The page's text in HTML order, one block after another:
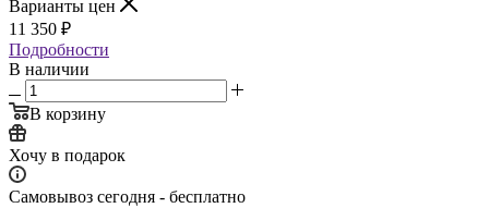
Варианты цен
11 350 ₽
Подробности
В наличии
В корзину
Хочу в подарок
Самовывоз сегодня - бесплатно